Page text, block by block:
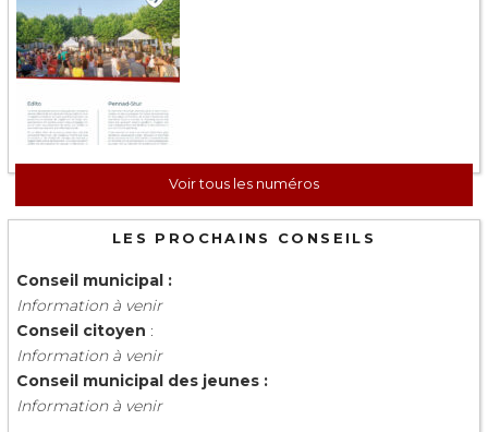
Voir tous les numéros
LES PROCHAINS CONSEILS
Conseil municipal :
Information à venir
Conseil citoyen :
Information à venir
Conseil municipal des jeunes :
Information à venir